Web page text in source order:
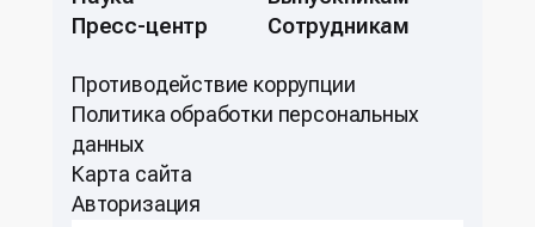
ООО «Владимирский
использования лазерных
технологий в машиностроении
при ВлГУ»
Пресс-центр
Сотрудникам
Противодействие коррупции
Политикa обработки персональных
данных
Карта сайта
Авторизация